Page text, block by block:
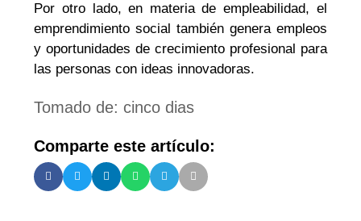
Por otro lado, en materia de empleabilidad, el
emprendimiento social también genera empleos
y oportunidades de crecimiento profesional para
las personas con ideas innovadoras.
Tomado de: cinco dias
Comparte este artículo: